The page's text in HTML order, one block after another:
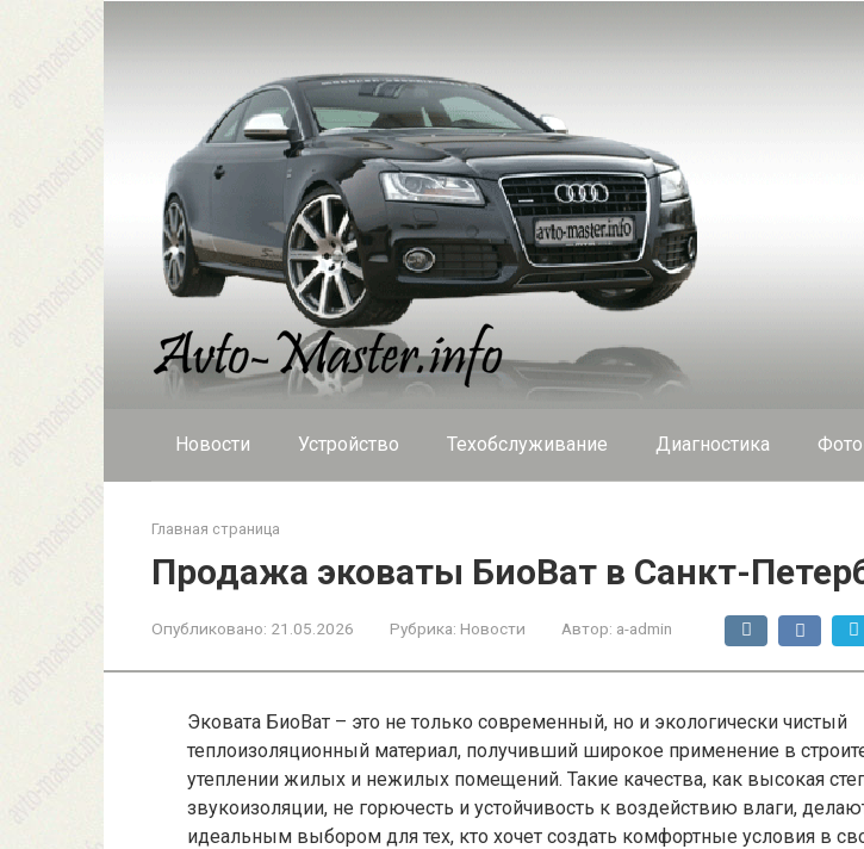
Новости Устройство Техобслуживание Диагностика
Главная страница
Продажа эковаты БиоВат в Санкт-
Опубликовано: 21.05.2026 Рубрика: Новости Автор: a-admin
Эковата БиоВат – это не только современный, но и экологически чистый
теплоизоляционный материал, получивший широкое применение в
утеплении жилых и нежилых помещений. Такие качества, как высокая
звукоизоляции, не горючесть и устойчивость к воздействию влаги,
идеальным выбором для тех, кто хочет создать комфортные условия в